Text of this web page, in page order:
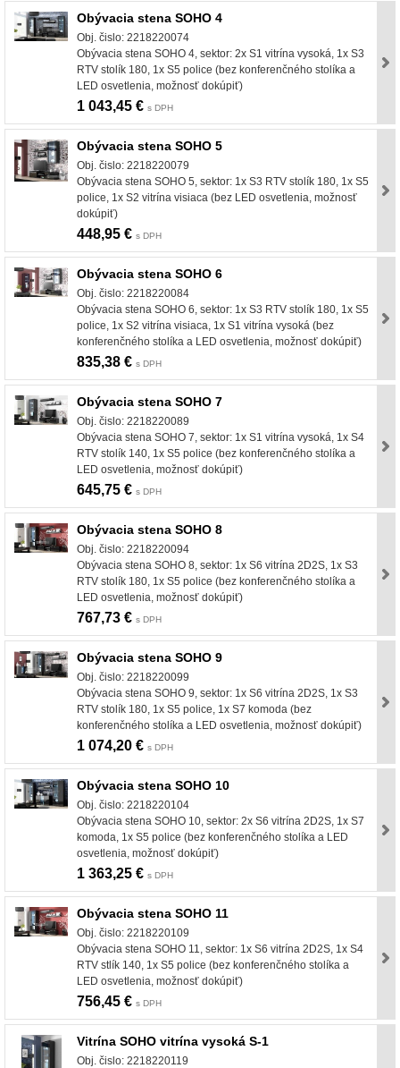
Obývacia stena SOHO 4
Obj. čislo: 2218220074
Obývacia stena SOHO 4, sektor: 2x S1 vitrína vysoká, 1x S3
RTV stolík 180, 1x S5 police (bez konferenčného stolíka a
LED osvetlenia, možnosť dokúpiť)
1 043,45 € s DPH
Obývacia stena SOHO 5
Obj. čislo: 2218220079
Obývacia stena SOHO 5, sektor: 1x S3 RTV stolík 180, 1x S5
police, 1x S2 vitrína visiaca (bez LED osvetlenia, možnosť
dokúpiť)
448,95 € s DPH
Obývacia stena SOHO 6
Obj. čislo: 2218220084
Obývacia stena SOHO 6, sektor: 1x S3 RTV stolík 180, 1x S5
police, 1x S2 vitrína visiaca, 1x S1 vitrína vysoká (bez
konferenčného stolíka a LED osvetlenia, možnosť dokúpiť)
835,38 € s DPH
Obývacia stena SOHO 7
Obj. čislo: 2218220089
Obývacia stena SOHO 7, sektor: 1x S1 vitrína vysoká, 1x S4
RTV stolík 140, 1x S5 police (bez konferenčného stolíka a
LED osvetlenia, možnosť dokúpiť)
645,75 € s DPH
Obývacia stena SOHO 8
Obj. čislo: 2218220094
Obývacia stena SOHO 8, sektor: 1x S6 vitrína 2D2S, 1x S3
RTV stolík 180, 1x S5 police (bez konferenčného stolíka a
LED osvetlenia, možnosť dokúpiť)
767,73 € s DPH
Obývacia stena SOHO 9
Obj. čislo: 2218220099
Obývacia stena SOHO 9, sektor: 1x S6 vitrína 2D2S, 1x S3
RTV stolík 180, 1x S5 police, 1x S7 komoda (bez
konferenčného stolíka a LED osvetlenia, možnosť dokúpiť)
1 074,20 € s DPH
Obývacia stena SOHO 10
Obj. čislo: 2218220104
Obývacia stena SOHO 10, sektor: 2x S6 vitrína 2D2S, 1x S7
komoda, 1x S5 police (bez konferenčného stolíka a LED
osvetlenia, možnosť dokúpiť)
1 363,25 € s DPH
Obývacia stena SOHO 11
Obj. čislo: 2218220109
Obývacia stena SOHO 11, sektor: 1x S6 vitrína 2D2S, 1x S4
RTV stlík 140, 1x S5 police (bez konferenčného stolíka a
LED osvetlenia, možnosť dokúpiť)
756,45 € s DPH
Vitrína SOHO vitrína vysoká S-1
Obj. čislo: 2218220119